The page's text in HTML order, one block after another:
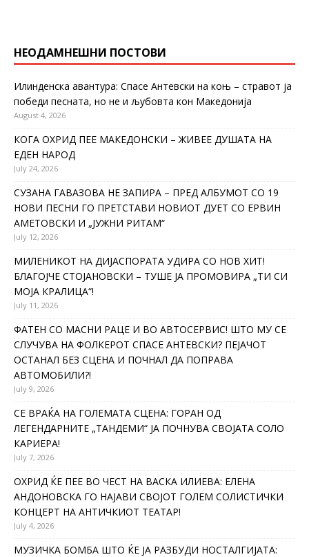
НЕОДАМНЕШНИ ПОСТОВИ
Илинденска авантура: Спасе Антевски на коњ – стравот ја
победи песната, но не и љубовта кон Македонија
August 4, 2026
КОГА ОХРИД ПЕЕ МАКЕДОНСКИ – ЖИВЕЕ ДУШАТА НА
ЕДЕН НАРОД
July 24, 2026
СУЗАНА ГАВАЗОВА НЕ ЗАПИРА – ПРЕД АЛБУМОТ СО 19
НОВИ ПЕСНИ ГО ПРЕТСТАВИ НОВИОТ ДУЕТ СО ЕРВИН
АМЕТОВСКИ И „ЈУЖНИ РИТАМ“
July 12, 2026
МИЛЕНИКОТ НА ДИЈАСПОРАТА УДИРА СО НОВ ХИТ!
БЛАГОЈЧЕ СТОЈАНОВСКИ – ТУШЕ ЈА ПРОМОВИРА „ТИ СИ
МОЈА КРАЛИЦА“!
July 11, 2026
ФАТЕН СО МАСНИ РАЦЕ И ВО АВТОСЕРВИС! ШТО МУ СЕ
СЛУЧУВА НА ФОЛКЕРОТ СПАСЕ АНТЕВСКИ? ПЕЈАЧОТ
ОСТАНАЛ БЕЗ СЦЕНА И ПОЧНАЛ ДА ПОПРАВА
АВТОМОБИЛИ?!
July 9, 2026
СЕ ВРАЌА НА ГОЛЕМАТА СЦЕНА: ГОРАН ОД
ЛЕГЕНДАРНИТЕ „ТАНДЕМИ“ ЈА ПОЧНУВА СВОЈАТА СОЛО
КАРИЕРА!
July 7, 2026
ОХРИД ЌЕ ПЕЕ ВО ЧЕСТ НА ВАСКА ИЛИЕВА: ЕЛЕНА
АНДОНОВСКА ГО НАЈАВИ СВОЈОТ ГОЛЕМ СОЛИСТИЧКИ
КОНЦЕРТ НА АНТИЧКИОТ ТЕАТАР!
July 4, 2026
МУЗИЧКА БОМБА ШТО ЌЕ ЈА РАЗБУДИ НОСТАЛГИЈАТА: